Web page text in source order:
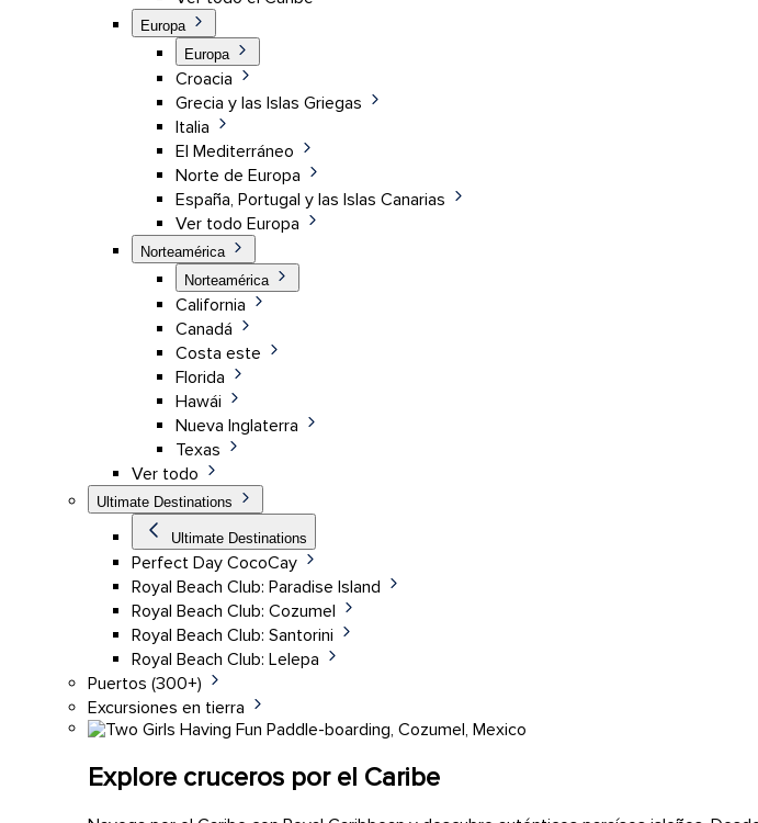
Europa
Europa
Croacia
Grecia y las Islas Griegas
Italia
El Mediterráneo
Norte de Europa
España, Portugal y las Islas Canarias
Ver todo Europa
Norteamérica
Norteamérica
California
Canadá
Costa este
Florida
Hawái
Nueva Inglaterra
Texas
Ver todo
Ultimate Destinations
Ultimate Destinations
Perfect Day CocoCay
Royal Beach Club: Paradise Island
Royal Beach Club: Cozumel
Royal Beach Club: Santorini
Royal Beach Club: Lelepa
Puertos (300+)
Excursiones en tierra
Explore cruceros por el Caribe